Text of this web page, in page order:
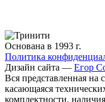
Основана в 1993 г.
Политика
Дизайн сайта — Егор
Вся представленная на
касающаяся
комплектности,